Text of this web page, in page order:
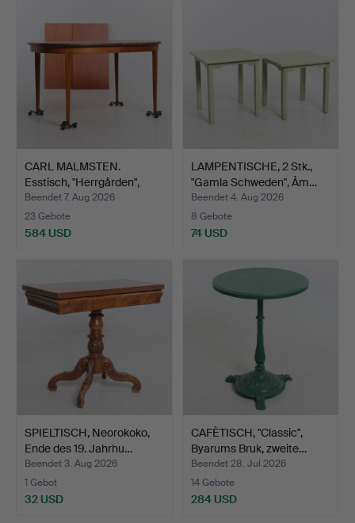
CARL MALMSTEN.
Esstisch, "Herrgården",
Bod…
Beendet 7. Aug 2026
23 Gebote
584 USD
LAMPENTISCHE, 2 Stk.,
"Gamla Schweden", Åm…
Beendet 4. Aug 2026
8 Gebote
74 USD
SPIELTISCH, Neorokoko,
Ende des 19. Jahrhu…
Beendet 3. Aug 2026
1 Gebot
32 USD
CAFÈTISCH, "Classic",
Byarums Bruk, zweite…
Beendet 28. Jul 2026
14 Gebote
284 USD